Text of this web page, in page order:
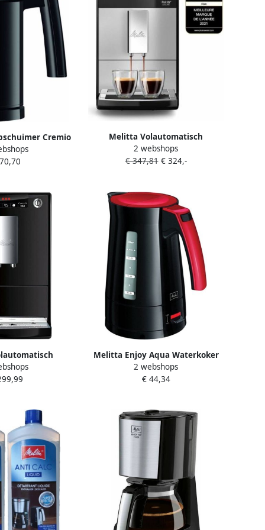
Cremio
zwart
Melitta Volautomatisch
koffiezetapparaat Purista F230-
101 zilverkleur zwart Favoriete
2 webshops
€ 347,81€ 324,-
Solo E950-201
caffè crema &
Melitta Enjoy Aqua Waterkoker
Zwart Rood
2 webshops
€ 44,34